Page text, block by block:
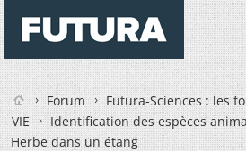
Forum
Futura-Sciences : les
VIE
Identification des espèces
Herbe dans un étang